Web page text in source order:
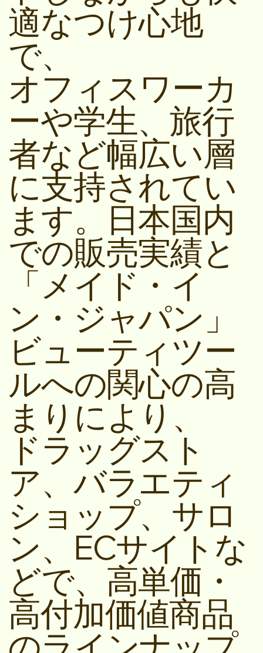
適なつけ心地
で、
オフィスワーカ
ーや学生、旅行
者など幅広い層
に支持されてい
ます。日本国内
での販売実績と
「メイド・イ
ン・ジャパン」
ビューティツー
ルへの関心の高
まりにより、
ドラッグスト
ア、バラエティ
ショップ、サロ
ン、ECサイトな
どで、高単価・
高付加価値商品